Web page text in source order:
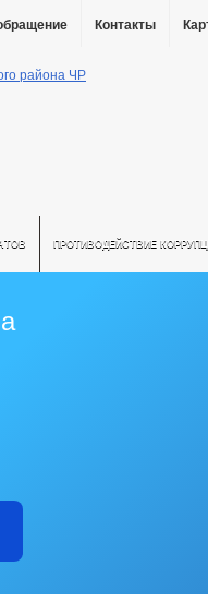
Контакты
ПРОТИВОДЕЙСТВИЕ